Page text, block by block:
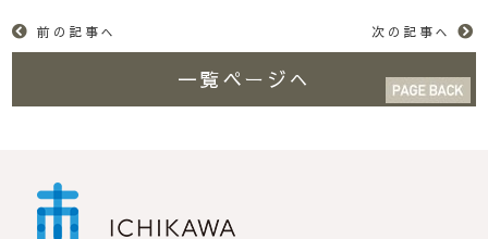
前の記事へ 次の記事へ
一覧ページへ